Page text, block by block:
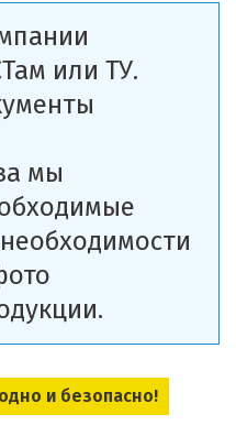
или ТУ.
мы
и безопасно!